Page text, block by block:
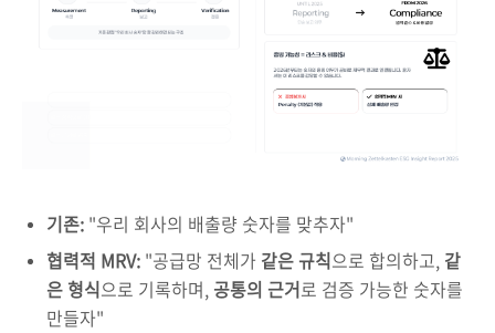
기존: "우리 회사의 배출량 숫자를 맞추자"
협력적 MRV: "공급망 전체가 같은 규칙으로 합의하고, 같
은 형식으로 기록하며, 공통의 근거로 검증 가능한 숫자를
만들자"